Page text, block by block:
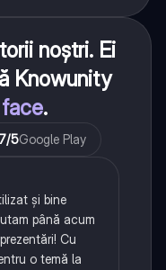
noștri. Ei
Knowunity
.
/5Google Play
și bine
până acum
Cu
o temă la